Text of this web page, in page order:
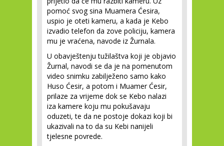
pomoć svog sina Muamera Ćesira,
uspio je oteti kameru, a kada je Kebo
izvadio telefon da zove policiju, kamera
mu je vraćena, navode iz Žurnala.
U obavještenju tužilaštva koji je objavio
Žurnal, navodi se da je na pomenutom
video snimku zabilježeno samo kako
Huso Ćesir, a potom i Muamer Ćesir,
prilaze za vrijeme dok se Kebo nalazi
iza kamere koju mu pokušavaju
oduzeti, te da ne postoje dokazi koji bi
ukazivali na to da su Kebi nanijeli
tjelesne povrede.